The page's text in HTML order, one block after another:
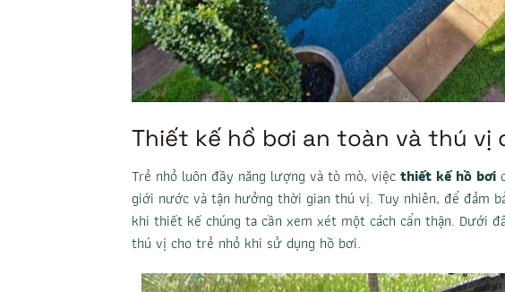
Thiết kế hồ bơi an toàn và thú vị
Trẻ nhỏ luôn đầy năng lượng và tò mò, việc thiết kế hồ bơi
giới nước và tận hưởng thời gian thú vị. Tuy nhiên, để đảm
khi thiết kế chúng ta cần xem xét một cách cẩn thận. Dưới
thú vị cho trẻ nhỏ khi sử dụng hồ bơi.